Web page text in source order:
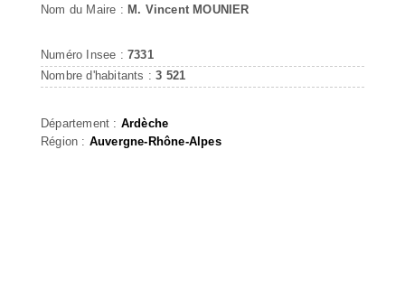
Nom du Maire : M. Vincent MOUNIER
Numéro Insee : 7331
Nombre d'habitants :3 521
Département : Ardèche
Région : Auvergne-Rhône-Alpes